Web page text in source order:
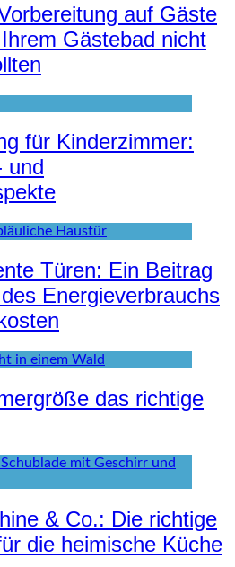
auf Gäste
Gästebad nicht
für Kinderzimmer:
und
Türen: Ein Beitrag
Energieverbrauchs
das richtige
& Co.: Die richtige
die heimische Küche